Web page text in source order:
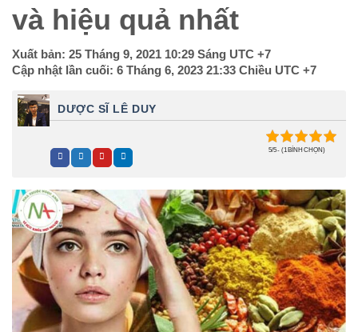
và hiệu quả nhất
Xuất bản: 25 Tháng 9, 2021 10:29 Sáng UTC +7
Cập nhật lần cuối: 6 Tháng 6, 2023 21:33 Chiều UTC +7
DƯỢC SĨ LÊ DUY
5/5 - (1 BÌNH CHỌN)